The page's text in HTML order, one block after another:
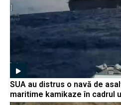
SUA au distrus o navă de
maritime kamikaze în cadrul